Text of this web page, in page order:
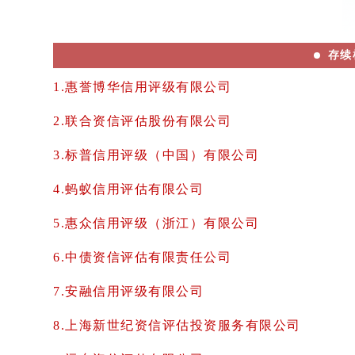
存续
1.惠誉博华信用评级有限公司
2.联合资信评估股份有限公司
3.标普信用评级（中国）有限公司
4.蚂蚁信用评估有限公司
5.惠众信用评级（浙江）有限公司
6.中债资信评估有限责任公司
7.安融信用评级有限公司
8.上海新世纪资信评估投资服务有限公司